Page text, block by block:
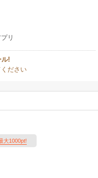
リ
ル!
ださい
大1000pt!